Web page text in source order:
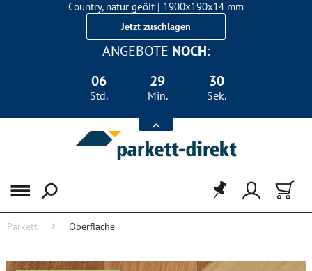
Country, natur geölt | 1900x190x14 mm
Landhausdiele Eiche für nur 29,90 €/m²
Jetzt zuschlagen
ANGEBOTE NOCH:
06
Std.
29
Min.
30
Sek.
Menü
Parkett Oberfläche